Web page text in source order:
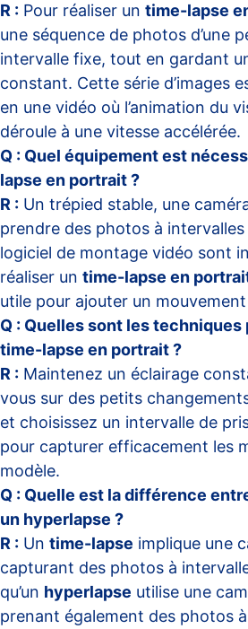
R : Pour réaliser un time-lapse
une séquence de photos d’une
intervalle fixe, tout en gardant
constant. Cette série d’images
en une vidéo où l’animation du
déroule à une vitesse accélérée.
Q : Quel équipement est
lapse en portrait ?
R : Un trépied stable, une
prendre des photos à
logiciel de montage vidéo sont
réaliser un time-lapse en
utile pour ajouter un
Q : Quelles sont les techniques
time-lapse en portrait ?
R : Maintenez un éclairage
vous sur des petits
et choisissez un intervalle de
pour capturer efficacement les
modèle.
Q : Quelle est la différence
un hyperlapse ?
R : Un time-lapse implique une
capturant des photos à
qu’un hyperlapse utilise une
prenant également des photos